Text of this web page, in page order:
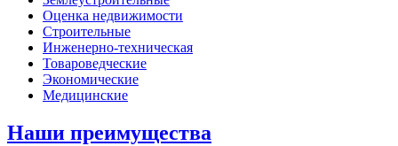
Оценка недвижимости
Строительные
Инженерно-техническая
Товароведческие
Экономические
Медицинские
Наши преимущества